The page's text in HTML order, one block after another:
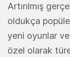
Artırılmış
oldukça
yeni oyunlar
özel olarak